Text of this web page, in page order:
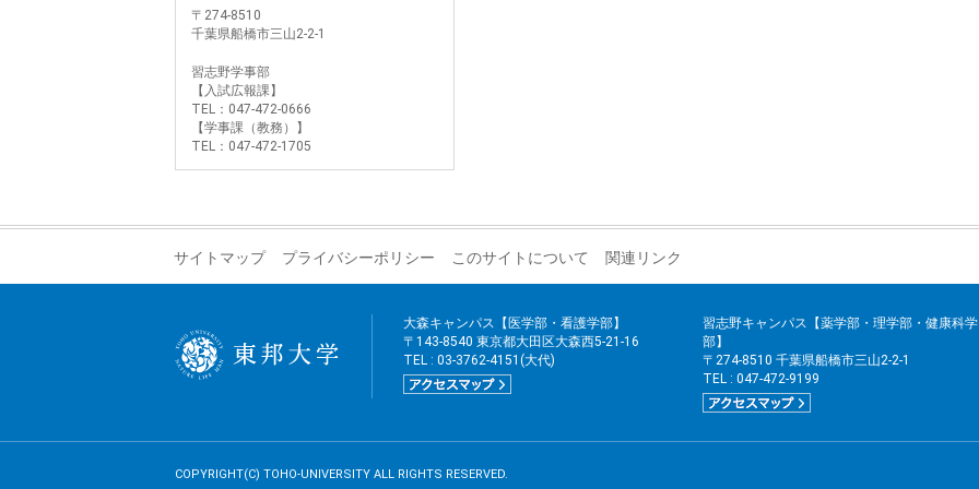
〒274-8510
千葉県船橋市三山2-2-1
習志野学事部
【入試広報課】
TEL：047-472-0666
【学事課（教務）】
TEL：047-472-1705
サイトマップ プライバシーポリシー このサイトについて 関連リンク
大森キャンパス【医学部・看護学部】
〒143-8540 東京都大田区大森西5-21-16
TEL : 03-3762-4151(大代)
習志野キャンパス【薬学部・理学部・健康科学
部】
〒274-8510 千葉県船橋市三山2-2-1
TEL : 047-472-9199
COPYRIGHT(C) TOHO-UNIVERSITY ALL RIGHTS RESERVED.